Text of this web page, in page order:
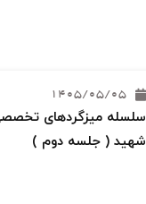
1405/05/05
سلسله میزگردهای
شهید ( جلسه دوم )